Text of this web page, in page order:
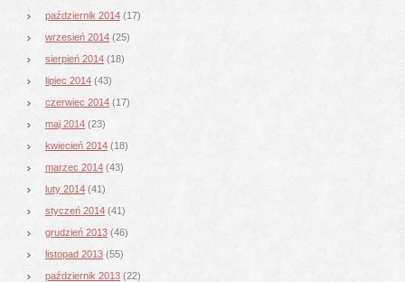
październik 2014 (17)
wrzesień 2014 (25)
sierpień 2014 (18)
lipiec 2014 (43)
czerwiec 2014 (17)
maj 2014 (23)
kwiecień 2014 (18)
marzec 2014 (43)
luty 2014 (41)
styczeń 2014 (41)
grudzień 2013 (46)
listopad 2013 (55)
październik 2013 (22)